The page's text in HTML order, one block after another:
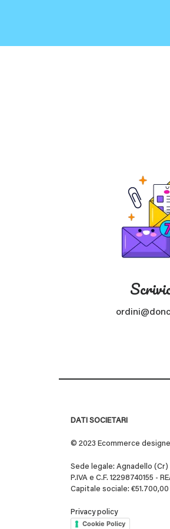
DATI SOCIETARI
© 2023 Ecommerce
Sede legale: Agnadello
P.IVA e C.F. 12298740155 -
Capitale sociale: €51.700,00
Privacy policy
Cookie Policy